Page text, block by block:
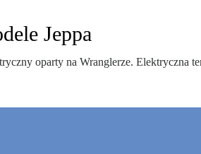
Jeppa
oparty na Wranglerze.